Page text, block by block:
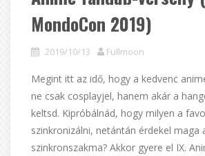
MondoCon 2019)
2019/10/13 Fullmoon
Megint itt az idő, hogy a kedvenc
ne csak cosplayjel, hanem akár a
keltsd. Kipróbálnád, hogy milyen a
szinkronizálni, netántán érdekel maga
szinkronszakma? Akkor gyere el IX.